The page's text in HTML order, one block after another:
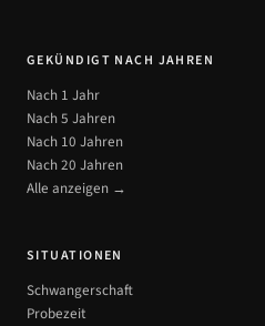
GEKÜNDIGT NACH JAHREN
Nach 1 Jahr
Nach 5 Jahren
Nach 10 Jahren
Nach 20 Jahren
Alle anzeigen →
SITUATIONEN
Schwangerschaft
Probezeit